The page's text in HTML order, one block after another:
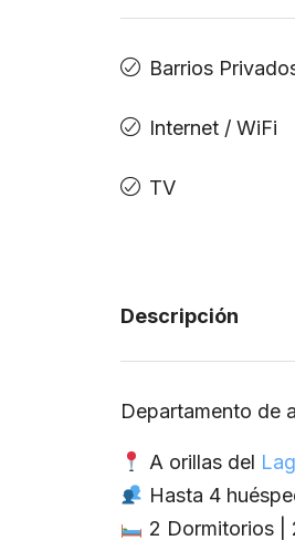
Barrios
Internet / WiFi
TV
Descripción
Departamento de
A orillas del
Hasta 4
2 Dormitorios |